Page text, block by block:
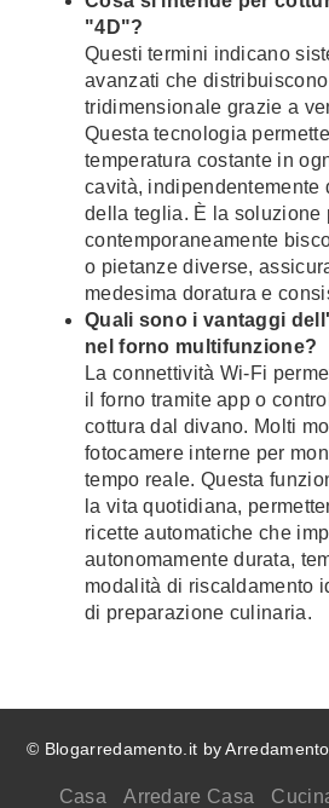
"4D"?
Questi termini indicano
avanzati che
tridimensionale grazie a
Questa tecnologia
temperatura costante in
cavità, indipendentemente
della teglia. È la soluzione
contemporaneamente
o pietanze diverse,
medesima doratura e
Quali sono i vantaggi
nel forno multifunzione?
La connettività Wi-Fi
il forno tramite app o
cottura dal divano. Molti
fotocamere interne per
tempo reale. Questa
la vita quotidiana,
ricette automatiche che
autonomamente durata,
modalità di riscaldamento
di preparazione culinaria.
© Blogarredamento.it by
Casa Arredare Casa